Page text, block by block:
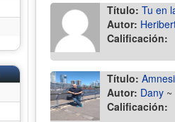
Título: Tu en
Autor:
Calificación:
Título:
Autor: Dany ~
Calificación: